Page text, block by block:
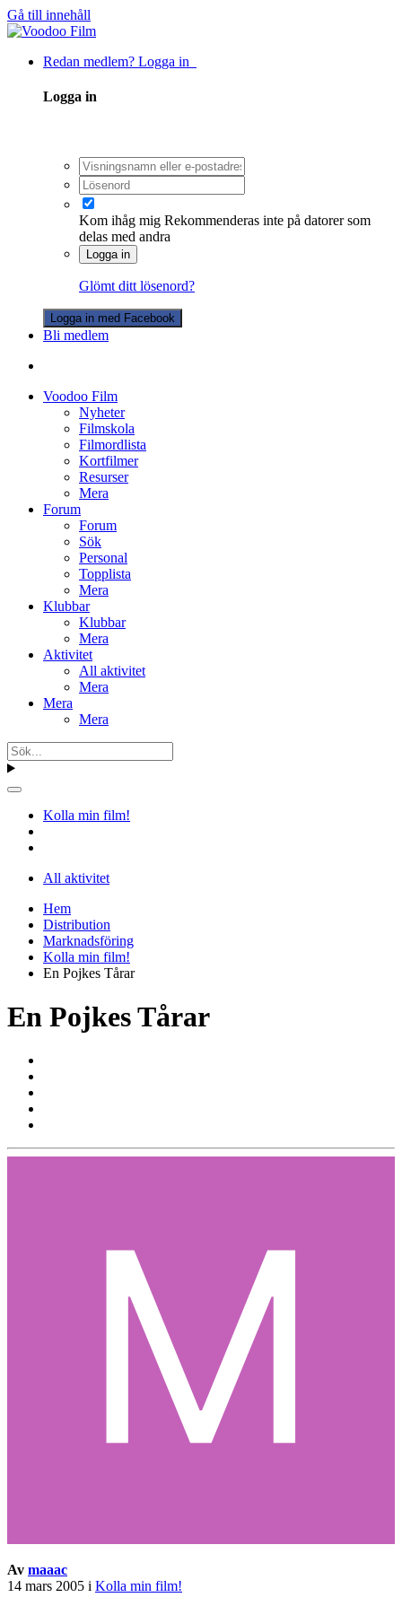
Gå till innehåll
Redan medlem? Logga in
Logga in
Kom ihåg mig Rekommenderas inte på datorer som
delas med andra
Logga in
Glömt ditt lösenord?
Logga in med Facebook
Bli medlem
Voodoo Film
Nyheter
Filmskola
Filmordlista
Kortfilmer
Resurser
Mera
Forum
Forum
Sök
Personal
Topplista
Mera
Klubbar
Klubbar
Mera
Aktivitet
All aktivitet
Mera
Mera
Mera
Kolla min film!
All aktivitet
Hem
Distribution
Marknadsföring
Kolla min film!
En Pojkes Tårar
En Pojkes Tårar
Av maaac
14 mars 2005 i Kolla min film!